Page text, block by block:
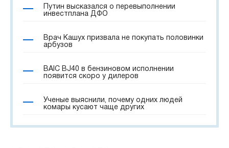
Путин высказался о перевыполнении
инвестплана ДФО
Врач Кашух призвала не покупать половинки
арбузов
BAIC BJ40 в бензиновом исполнении
появится скоро у дилеров
Ученые выяснили, почему одних людей
комары кусают чаще других